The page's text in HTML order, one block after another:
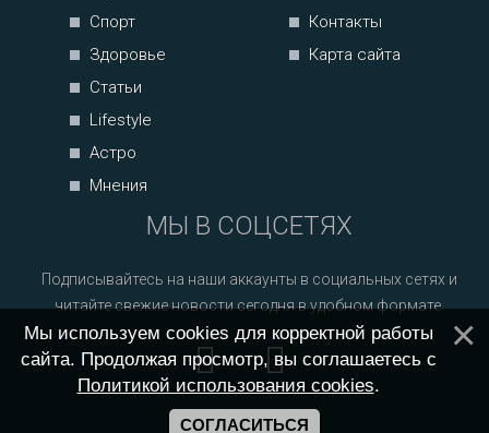
Спорт
Здоровье
Статьи
Lifestyle
Астро
Мнения
Контакты
Карта сайта
МЫ В СОЦСЕТЯХ
Подписывайтесь на наши аккаунты в социальных сетях и
читайте свежие новости сегодня в удобном формате.
Мы используем cookies для корректной работы
сайта. Продолжая просмотр, вы соглашаетесь с
Политикой использования cookies.
СОГЛАСИТЬСЯ